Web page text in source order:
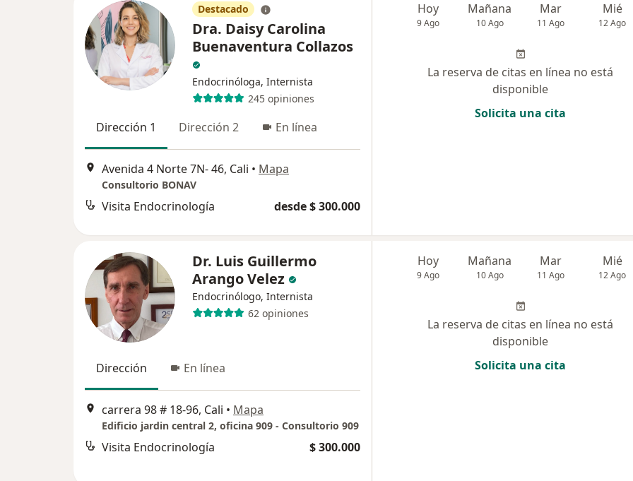
Destacado
Dra. Daisy Carolina
Buenaventura Collazos
Endocrinóloga, Internista
245 opiniones
Dirección 1 Dirección 2 En línea
Avenida 4 Norte 7N- 46, Cali • Mapa
Consultorio BONAV
Visita Endocrinología desde $ 300.000
Hoy
9 Ago
Mañana
10 Ago
Mar
11 Ago
Mié
12 Ago
La reserva de citas en línea no está
disponible
Solicita una cita
Dr. Luis Guillermo
Arango Velez
Endocrinólogo, Internista
62 opiniones
Dirección En línea
carrera 98 # 18-96, Cali • Mapa
Edificio jardin central 2, oficina 909 - Consultorio 909
Visita Endocrinología $ 300.000
Hoy
9 Ago
Mañana
10 Ago
Mar
11 Ago
Mié
12 Ago
La reserva de citas en línea no está
disponible
Solicita una cita